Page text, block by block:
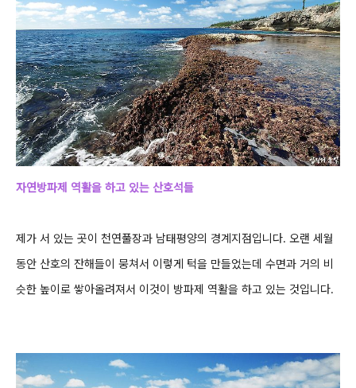
자연방파제 역활을 하고 있는 산호석들
제가 서 있는 곳이 천연풀장과 남태평양의 경계지점입니다. 오랜 세월
동안 산호의 잔해들이 뭉쳐서 이렇게 턱을 만들었는데 수면과 거의 비
슷한 높이로 쌓아올려져서 이것이 방파제 역활을 하고 있는 것입니다.